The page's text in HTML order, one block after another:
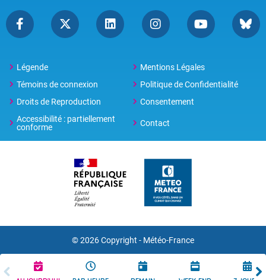
Légende
Mentions Légales
Témoins de connexion
Politique de Confidentialité
Droits de Reproduction
Consentement
Accessibilité : partiellement
conforme
Contact
© 2026 Copyright - Météo-France